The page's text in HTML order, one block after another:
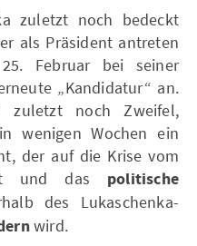
zuletzt noch bedeckt
als Präsident antreten
Februar bei seiner
„Kandidatur“ an.
zuletzt noch Zweifel,
wenigen Wochen ein
der auf die Krise vom
und das politische
des Lukaschenka-
wird.